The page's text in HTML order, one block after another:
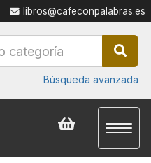
libros@cafeconpalabras.es
Búsqueda avanzada